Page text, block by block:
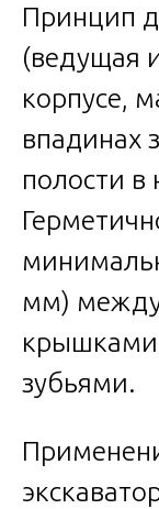
Принцип
(ведущая
корпусе,
впадинах
полости в
мм)
зубьями.